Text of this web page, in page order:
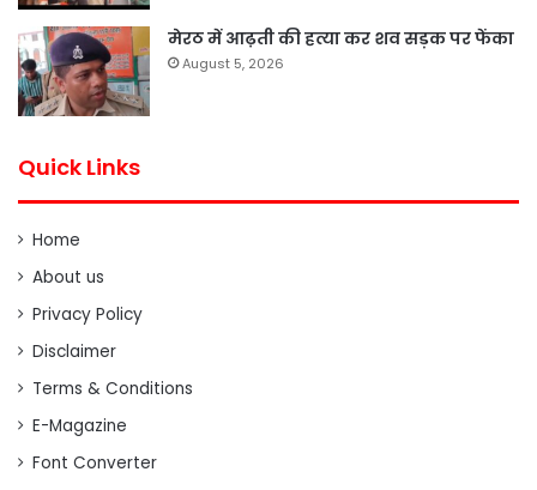
मेरठ में आढ़ती की हत्या कर शव सड़क पर फेंका
August 5, 2026
Quick Links
Home
About us
Privacy Policy
Disclaimer
Terms & Conditions
E-Magazine
Font Converter